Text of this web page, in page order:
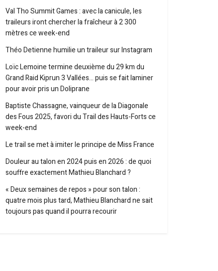
Val Tho Summit Games : avec la canicule, les
traileurs iront chercher la fraîcheur à 2 300
mètres ce week-end
Théo Detienne humilie un traileur sur Instagram
Loïc Lemoine termine deuxième du 29 km du
Grand Raid Kiprun 3 Vallées… puis se fait laminer
pour avoir pris un Doliprane
Baptiste Chassagne, vainqueur de la Diagonale
des Fous 2025, favori du Trail des Hauts-Forts ce
week-end
Le trail se met à imiter le principe de Miss France
Douleur au talon en 2024 puis en 2026 : de quoi
souffre exactement Mathieu Blanchard ?
« Deux semaines de repos » pour son talon :
quatre mois plus tard, Mathieu Blanchard ne sait
toujours pas quand il pourra recourir